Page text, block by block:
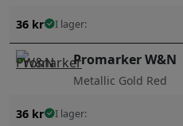
36 kr I lager:
Promarker W&N
Metallic Gold Red
36 kr I lager: